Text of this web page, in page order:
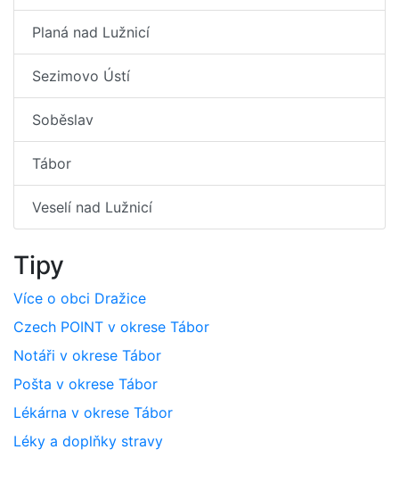
Planá nad Lužnicí
Sezimovo Ústí
Soběslav
Tábor
Veselí nad Lužnicí
Tipy
Více o obci Dražice
Czech POINT v okrese Tábor
Notáři v okrese Tábor
Pošta v okrese Tábor
Lékárna v okrese Tábor
Léky a doplňky stravy